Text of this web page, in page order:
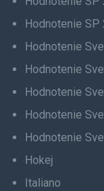
Hodnotenie
Hodnotenie
Hodnotenie
Hodnotenie
Hodnotenie
Hodnotenie
Hokej
Italiano